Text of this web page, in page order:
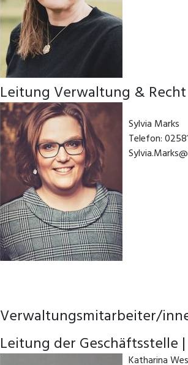
Leitung Verwaltung & Recht
Sylvia
Telefon:
Verwaltungsmitarbeiter/
Leitung der Geschäftsstelle
Katharina